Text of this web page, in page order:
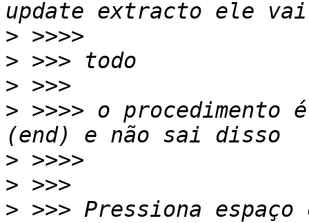
>
>
>
> >>>> o procedimento
>
>
> >>> Pressiona